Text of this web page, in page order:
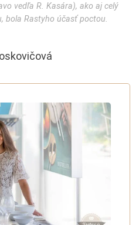
vedľa R. Kasára), ako aj celý
bola Rastyho účasť poctou.